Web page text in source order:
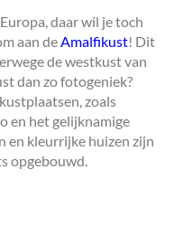
daar wil je toch
aan de Amalfikust! Dit
de westkust van
dan zo fotogeniek?
zoals
en het gelijknamige
en kleurrijke huizen zijn
opgebouwd.